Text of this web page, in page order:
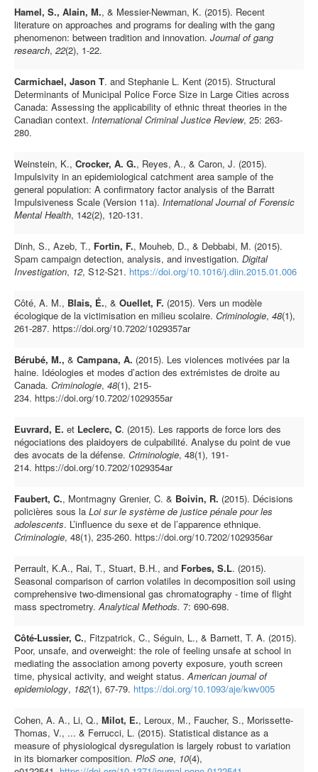
Hamel, S., Alain, M., & Messier-Newman, K. (2015). Recent
literature on approaches and programs for dealing with the gang
phenomenon: between tradition and innovation. Journal of gang
research, 22(2), 1-22.
Carmichael, Jason T. and Stephanie L. Kent (2015). Structural
Determinants of Municipal Police Force Size in Large Cities across
Canada: Assessing the applicability of ethnic threat theories in the
Canadian context. International Criminal Justice Review, 25: 263-
280.
Weinstein, K., Crocker, A. G., Reyes, A., & Caron, J. (2015).
Impulsivity in an epidemiological catchment area sample of the
general population: A confirmatory factor analysis of the Barratt
Impulsiveness Scale (Version 11a). International Journal of Forensic
Mental Health, 142(2), 120-131.
Dinh, S., Azeb, T., Fortin, F., Mouheb, D., & Debbabi, M. (2015).
Spam campaign detection, analysis, and investigation. Digital
Investigation, 12, S12-S21. https://doi.org/10.1016/j.diin.2015.01.006
Côté, A. M., Blais, É., & Ouellet, F. (2015). Vers un modèle
écologique de la victimisation en milieu scolaire. Criminologie, 48(1),
261-287. https://doi.org/10.7202/1029357ar
Bérubé, M., & Campana, A. (2015). Les violences motivées par la
haine. Idéologies et modes d’action des extrémistes de droite au
Canada. Criminologie, 48(1), 215-
234. https://doi.org/10.7202/1029355ar
Euvrard, E. et Leclerc, C. (2015). Les rapports de force lors des
négociations des plaidoyers de culpabilité. Analyse du point de vue
des avocats de la défense. Criminologie, 48(1), 191-
214. https://doi.org/10.7202/1029354ar
Faubert, C., Montmagny Grenier, C. & Boivin, R. (2015). Décisions
policières sous la Loi sur le système de justice pénale pour les
adolescents. L’influence du sexe et de l’apparence ethnique.
Criminologie, 48(1), 235-260. https://doi.org/10.7202/1029356ar
Perrault, K.A., Rai, T., Stuart, B.H., and Forbes, S.L. (2015).
Seasonal comparison of carrion volatiles in decomposition soil using
comprehensive two-dimensional gas chromatography - time of flight
mass spectrometry.Analytical Methods. 7: 690-698.
Côté-Lussier, C., Fitzpatrick, C., Séguin, L., & Barnett, T. A. (2015).
Poor, unsafe, and overweight: the role of feeling unsafe at school in
mediating the association among poverty exposure, youth screen
time, physical activity, and weight status.American journal of
epidemiology, 182(1), 67-79. https://doi.org/10.1093/aje/kwv005
Cohen, A. A., Li, Q., Milot, E., Leroux, M., Faucher, S., Morissette-
Thomas, V., ... & Ferrucci, L. (2015). Statistical distance as a
measure of physiological dysregulation is largely robust to variation
in its biomarker composition. PloS one, 10(4),